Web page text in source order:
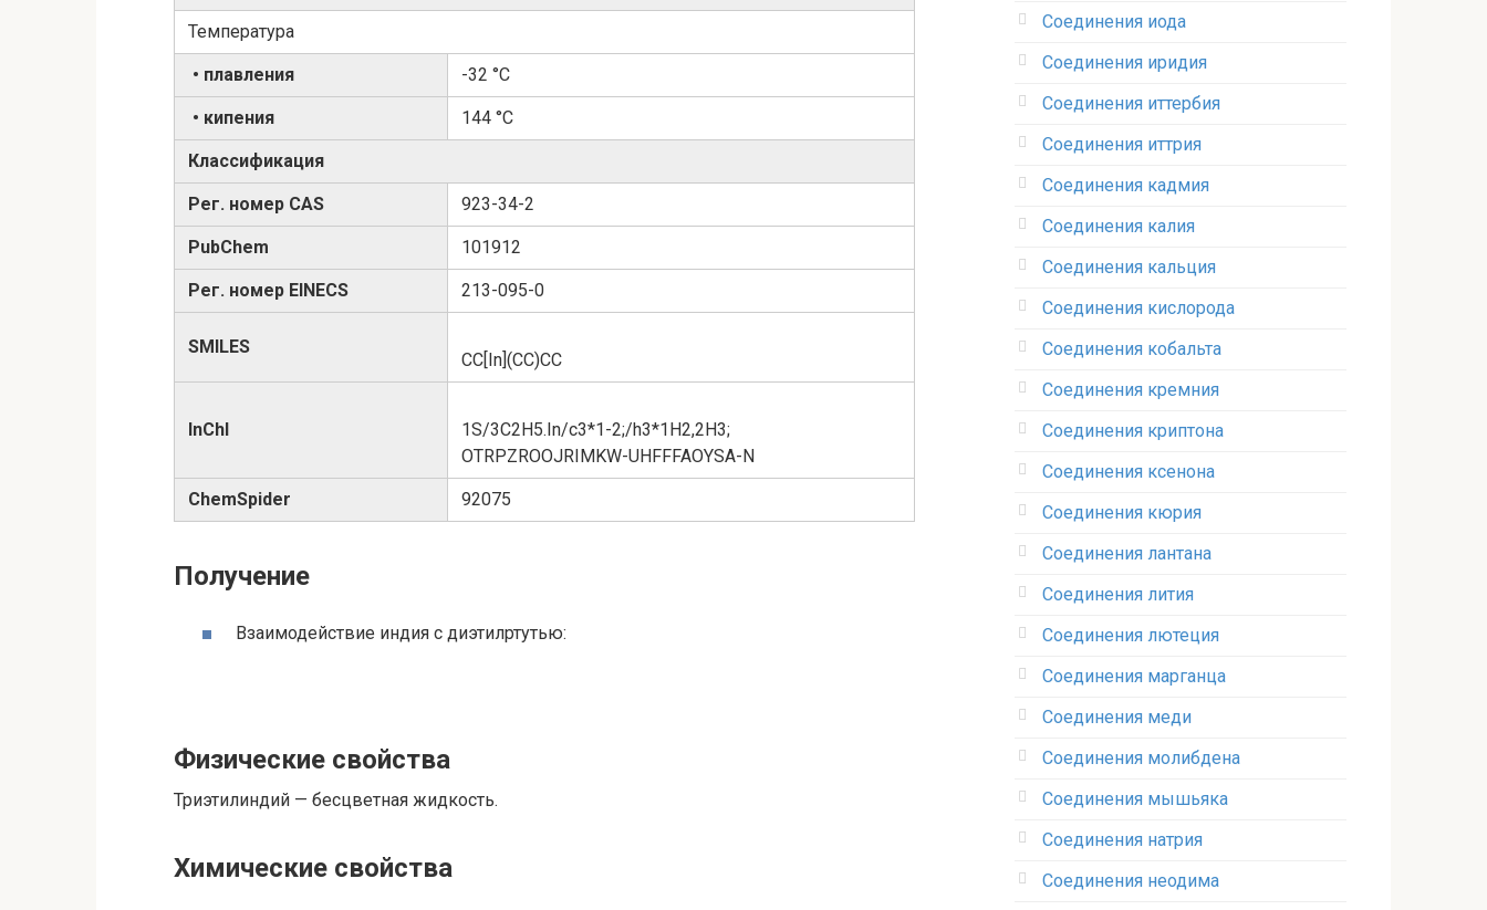
Температура
• плавления -32 °C
• кипения 144 °C
Классификация
Рег. номер CAS 923-34-2
PubChem 101912
Рег. номер EINECS 213-095-0
SMILES
CC[In](CC)CC
InChI
1S/3C2H5.In/c3*1-2;/h3*1H2,2H3;
OTRPZROOJRIMKW-UHFFFAOYSA-N
ChemSpider 92075
Получение
Взаимодействие индия с диэтилртутью:
Физические свойства
Триэтилиндий — бесцветная жидкость.
Химические свойства
Соединения иода‎
Соединения иридия
Соединения иттербия‎
Соединения иттрия‎
Соединения кадмия
Соединения калия‎
Соединения кальция
Соединения кислорода‎
Соединения кобальта
Соединения кремния‎
Соединения криптона‎
Соединения ксенона‎
Соединения кюрия
Соединения лантана‎
Соединения лития‎
Соединения лютеция‎
Соединения марганца‎
Соединения меди
Соединения молибдена‎
Соединения мышьяка‎ ‎
Соединения натрия‎
Соединения неодима‎